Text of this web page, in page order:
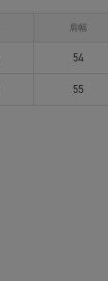
肩幅
54
55